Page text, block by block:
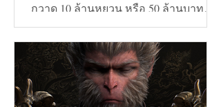
กวาด 10 ล้านหยวน หรือ 50 ล้านบาท
และวันที่ 24 สิงหาคมทะลุ...